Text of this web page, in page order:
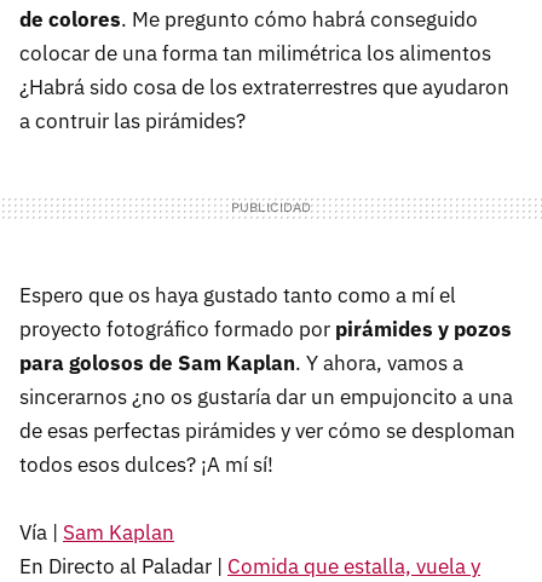
de colores. Me pregunto cómo habrá conseguido
colocar de una forma tan milimétrica los alimentos
¿Habrá sido cosa de los extraterrestres que ayudaron
a contruir las pirámides?
Espero que os haya gustado tanto como a mí el
proyecto fotográfico formado por pirámides y pozos
para golosos de Sam Kaplan. Y ahora, vamos a
sincerarnos ¿no os gustaría dar un empujoncito a una
de esas perfectas pirámides y ver cómo se desploman
todos esos dulces? ¡A mí sí!
Vía | Sam Kaplan
En Directo al Paladar | Comida que estalla, vuela y